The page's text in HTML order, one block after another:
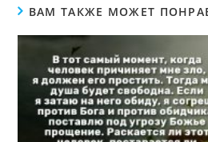
ВАМ ТАКЖЕ МОЖЕТ